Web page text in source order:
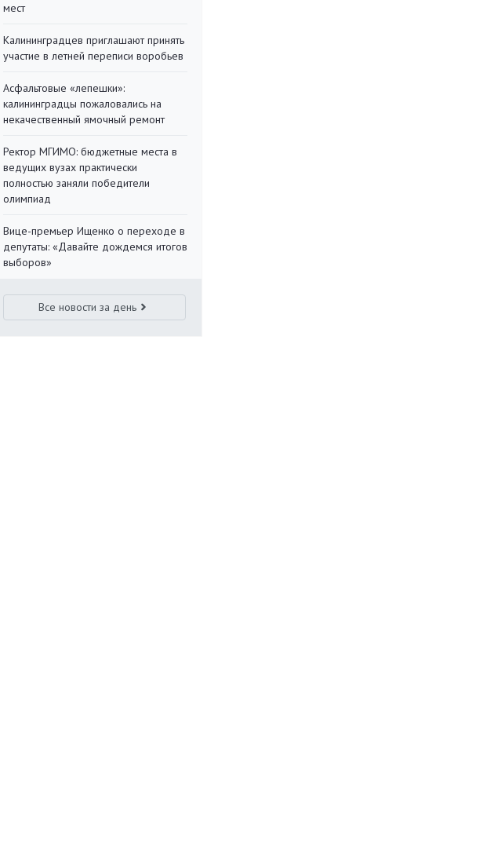
мест
Калининградцев приглашают принять
участие в летней переписи воробьев
Асфальтовые «лепешки»:
калининградцы пожаловались на
некачественный ямочный ремонт
Ректор МГИМО: бюджетные места в
ведущих вузах практически
полностью заняли победители
олимпиад
Вице-премьер Ищенко о переходе в
депутаты: «Давайте дождемся итогов
выборов»
Все новости за день